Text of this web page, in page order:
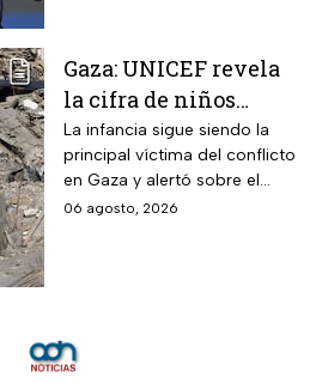
Gaza: UNICEF revela
la cifra de niños
muertos tras alto al
fuego
La infancia sigue siendo la
principal víctima del conflicto
en Gaza y alertó sobre el
aumento de menores
06 agosto, 2026